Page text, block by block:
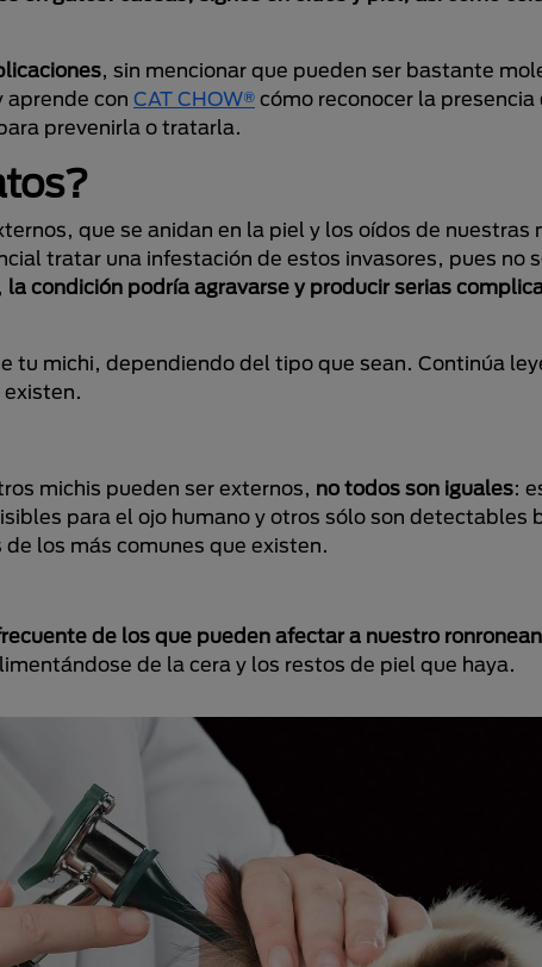
, sin mencionar que pueden ser bastante
aprende con CAT CHOW® cómo reconocer la presencia
prevenirla o tratarla.
que se anidan en la piel y los oídos de nuestras
tratar una infestación de estos invasores, pues no
la condición podría agravarse y producir serias
tu michi, dependiendo del tipo que sean. Continúa
existen.
michis pueden ser externos, no todos son iguales:
para el ojo humano y otros sólo son detectables
los más comunes que existen.
de los que pueden afectar a nuestro
de la cera y los restos de piel que haya.